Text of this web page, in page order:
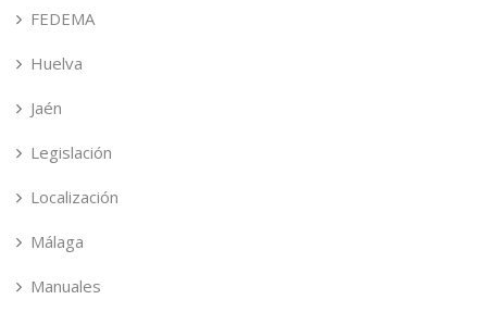
FEDEMA
Huelva
Jaén
Legislación
Localización
Málaga
Manuales